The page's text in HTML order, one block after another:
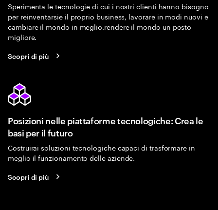
Sperimenta le tecnologie di cui i nostri clienti hanno bisogno
per reinventarsie il proprio business, lavorare in modi nuovi e
cambiare il mondo in meglio.rendere il mondo un posto
migliore.
Scopri di più
Posizioni nelle piattaforme tecnologiche: Crea le
basi per il futuro
Costruirai soluzioni tecnologiche capaci di trasformare in
meglio il funzionamento delle aziende.
Scopri di più